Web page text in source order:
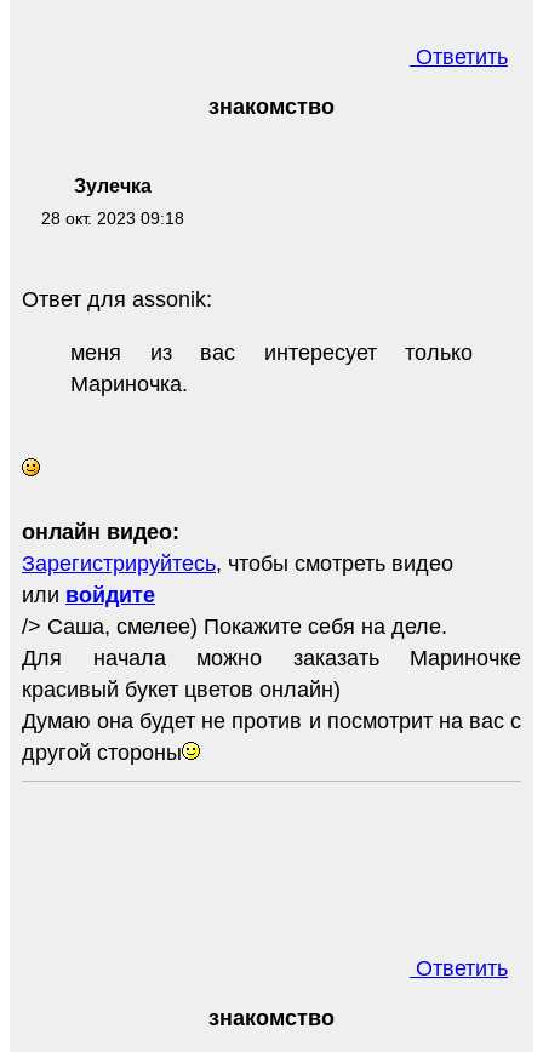
Ответить
Зулечка
28 окт. 2023 09:18
знакомство
Ответ для assonik:
меня из вас интересует только
Мариночка.
онлайн видео:
Зарегистрируйтесь, чтобы смотреть видео
или войдите
/> Саша, смелее) Покажите себя на деле.
Для начала можно заказать Мариночке
красивый букет цветов онлайн)
Думаю она будет не против и посмотрит на вас с
другой стороны
Ответить
знакомство